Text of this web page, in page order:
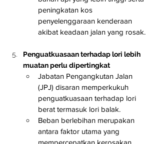
peningkatan kos
penyelenggaraan kenderaan
akibat keadaan jalan yang rosak.
Penguatkuasaan terhadap lori lebih
muatan perlu dipertingkat
Jabatan Pengangkutan Jalan
(JPJ) disaran memperkukuh
penguatkuasaan terhadap lori
berat termasuk lori balak.
Beban berlebihan merupakan
antara faktor utama yang
mempercepatkan kerosakan